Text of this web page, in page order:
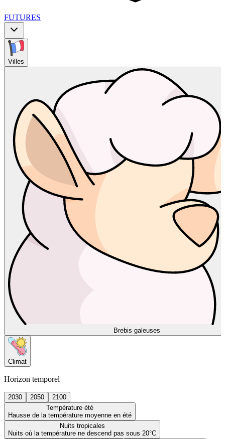
FUTURES
Villes
Brebis galeuses
Climat
Horizon temporel
2030 2050
2100
Température été
Hausse de la température moyenne en été
Nuits tropicales
Nuits où la température ne descend pas sous 20°C